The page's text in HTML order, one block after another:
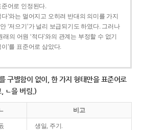
준어로 인정된다.
’와는 멀어지고 오히려 반대의 의미를 가지
‘저으기’가 널리 보급되기도 하였다. 그러나
의 어원 ‘적다’와의 관계는 부정할 수 없기
이’를 표준어로 삼았다.
구별함이 없이, 한 가지 형태만을 표준어로
ㄴ을 버림.)
비고
생일, 주기.